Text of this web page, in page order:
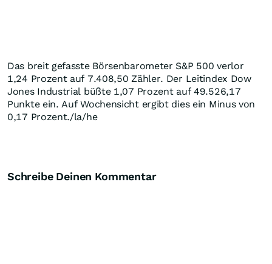
Das breit gefasste Börsenbarometer S&P 500 verlor
1,24 Prozent auf 7.408,50 Zähler. Der Leitindex Dow
Jones Industrial büßte 1,07 Prozent auf 49.526,17
Punkte ein. Auf Wochensicht ergibt dies ein Minus von
0,17 Prozent./la/he
Schreibe Deinen Kommentar